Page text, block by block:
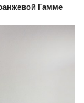
Гамме